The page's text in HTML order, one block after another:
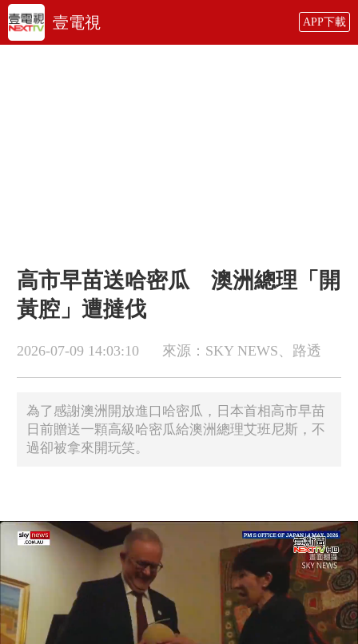
壹電視 APP下載
高市早苗送哈密瓜 澳洲總理「開
黃腔」遭撻伐
2026-07-09 14:03:10 來源：SKY NEWS、路透
為了感謝澳洲開放進口哈密瓜，日本首相高市早苗
日前贈送一顆高級哈密瓜給澳洲總理艾班尼斯，不
過卻被拿來開玩笑。